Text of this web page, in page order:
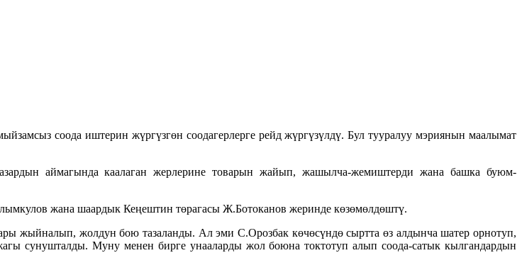
соода иштерин жүргүзгөн соодагерлерге рейд жүргүзүлдү. Бул тууралуу мэриянын маалымат
аймагында каалаган жерлерине товарын жайып, жашылча-жемиштерди жана башка буюм-
жана шаардык Кеңештин төрагасы Ж.Ботоканов жеринде көзөмөлдөштү.
жыйналып, жолдун бою тазаланды. Ал эми С.Орозбак көчөсүндө сыртта өз алдынча шатер орнотуп,
сунушталды. Муну менен бирге унааларды жол боюна токтотуп алып соода-сатык кылгандардын